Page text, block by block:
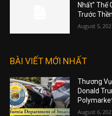
Nhất” Thế
Trước
August 5,
BÀI VIẾT MỚI NHẤT
Thương Vụ
Donald
August 6,